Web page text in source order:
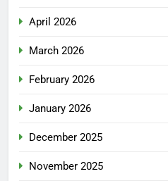
April 2026
March 2026
February 2026
January 2026
December 2025
November 2025